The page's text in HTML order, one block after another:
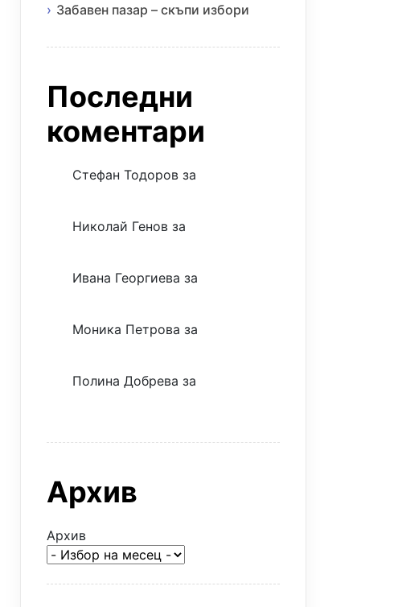
Забавен пазар – скъпи избори
Последни
коментари
Стефан Тодоров за
Николай Генов за
Ивана Георгиева за
Моника Петрова за
Полина Добрева за
Архив
Архив